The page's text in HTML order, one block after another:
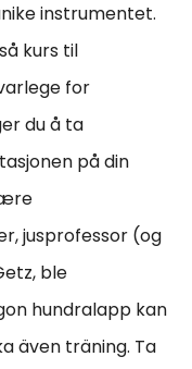
instrumentet.
kurs til
for
du å ta
på din
jusprofessor (og
ble
hundralapp kan
även träning. Ta